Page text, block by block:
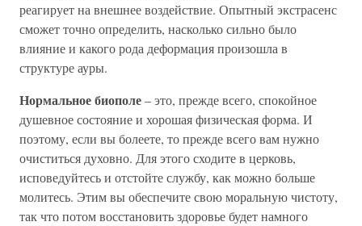
реагирует на внешнее воздействие. Опытный экстрасенс
сможет точно определить, насколько сильно было
влияние и какого рода деформация произошла в
структуре ауры.
Нормальное биополе– это, прежде всего, спокойное
душевное состояние и хорошая физическая форма. И
поэтому, если вы болеете, то прежде всего вам нужно
очиститься духовно. Для этого сходите в церковь,
исповедуйтесь и отстойте службу, как можно больше
молитесь. Этим вы обеспечите свою моральную чистоту,
так что потом восстановить здоровье будет намного